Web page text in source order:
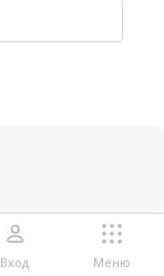
Вход Меню